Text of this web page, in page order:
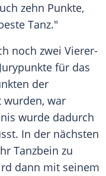
zehn Punkte,
Tanz."
noch zwei Vierer-
für das
der
wurden, war
wurde dadurch
In der nächsten
Tanzbein zu
dann mit seinem